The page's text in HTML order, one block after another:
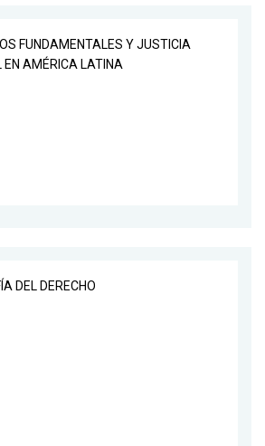
FUNDAMENTALES Y JUSTICIA
EN AMÉRICA LATINA
DEL DERECHO